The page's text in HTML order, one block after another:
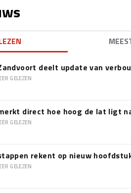
deelt update van
GELEZEN
direct hoe hoog de lat ligt
GELEZEN
rekent op nieuw
GELEZEN